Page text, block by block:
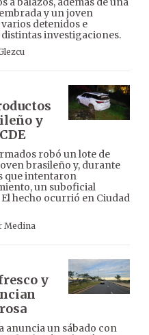
y un joven
detenidos e
investigaciones.
y
robó un lote de
brasileño y, durante
que intentaron
un suboficial
hecho ocurrió en Ciudad
Medina
y
anuncia un sábado con